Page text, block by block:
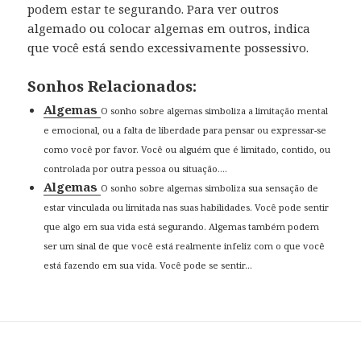
podem estar te segurando. Para ver outros
algemado ou colocar algemas em outros, indica
que você está sendo excessivamente possessivo.
Sonhos Relacionados:
Algemas O sonho sobre algemas simboliza a limitação mental
e emocional, ou a falta de liberdade para pensar ou expressar-se
como você por favor. Você ou alguém que é limitado, contido, ou
controlada por outra pessoa ou situação....
Algemas O sonho sobre algemas simboliza sua sensação de
estar vinculada ou limitada nas suas habilidades. Você pode sentir
que algo em sua vida está segurando. Algemas também podem
ser um sinal de que você está realmente infeliz com o que você
está fazendo em sua vida. Você pode se sentir...